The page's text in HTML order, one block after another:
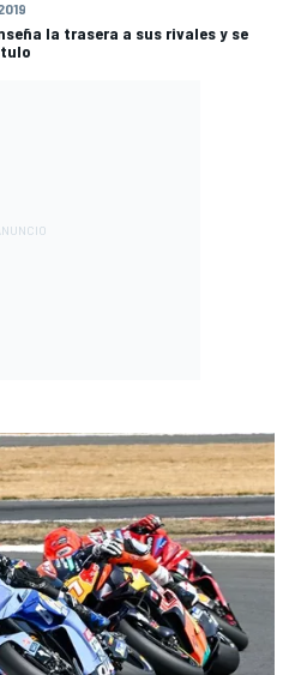
la trasera a sus rivales y se